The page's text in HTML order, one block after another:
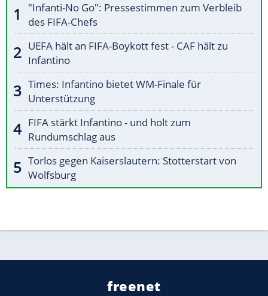
"Infanti-No Go": Pressestimmen zum Verbleib
des FIFA-Chefs
UEFA hält an FIFA-Boykott fest - CAF hält zu
Infantino
Times: Infantino bietet WM-Finale für
Unterstützung
FIFA stärkt Infantino - und holt zum
Rundumschlag aus
Torlos gegen Kaiserslautern: Stotterstart von
Wolfsburg
freenet